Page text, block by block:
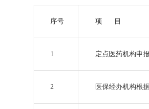
序号 项 目
1 定点医药机构申
2 医保经办机构根